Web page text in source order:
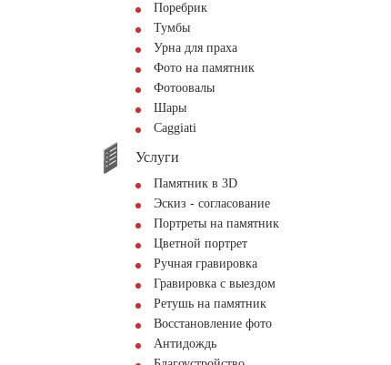
Поребрик
Тумбы
Урна для праха
Фото на памятник
Фотоовалы
Шары
Сaggiati
Услуги
Памятник в 3D
Эскиз - согласование
Портреты на памятник
Цветной портрет
Ручная гравировка
Гравировка с выездом
Ретушь на памятник
Восстановление фото
Антидождь